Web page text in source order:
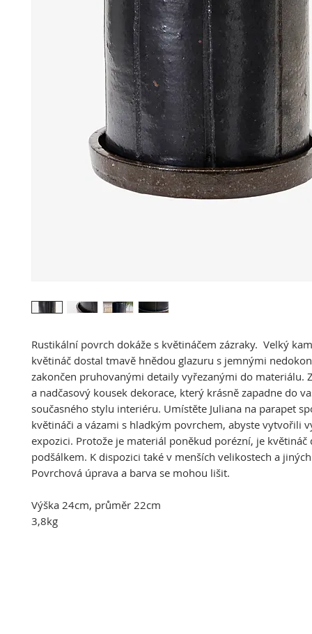
Rustikální povrch dokáže s květináčem zázraky. Velký
květináč dostal tmavě hnědou glazuru s jemnými
zakončen pruhovanými detaily vyřezanými do materiálu.
a nadčasový kousek dekorace, který krásně zapadne do
současného stylu interiéru. Umístěte Juliana na parapet
květináči a vázami s hladkým povrchem, abyste vytvořili
expozici. Protože je materiál poněkud porézní, je květináč
podšálkem. K dispozici také v menších velikostech a
Povrchová úprava a barva se mohou lišit.
Výška 24cm, průměr 22cm
3,8kg